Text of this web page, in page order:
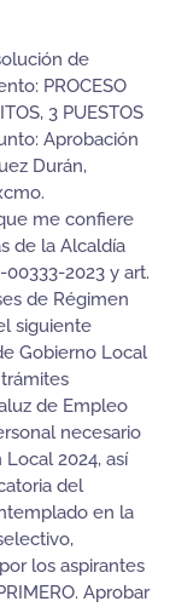
de
PROCESO
3 PUESTOS
Aprobación
Durán,
me confiere
de la Alcaldía
2023 y art.
de Régimen
siguiente
Gobierno Local
de Empleo
necesario
2024, así
del
en la
los aspirantes
Aprobar